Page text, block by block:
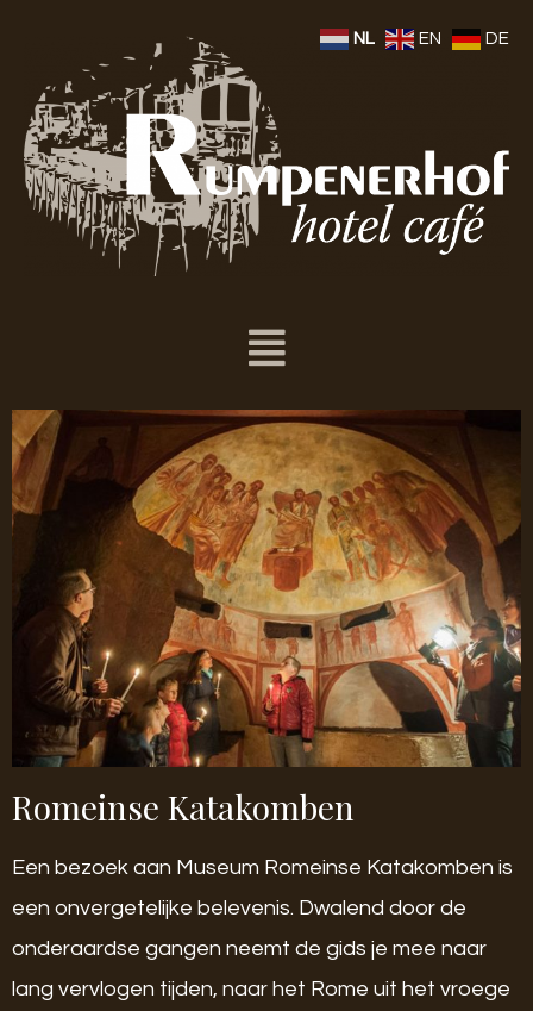
Romeinse Katakomben
Een bezoek aan Museum Romeinse Katakomben is
een onvergetelijke belevenis. Dwalend door de
onderaardse gangen neemt de gids je mee naar
lang vervlogen tijden, naar het Rome uit het vroege
NL EN DE